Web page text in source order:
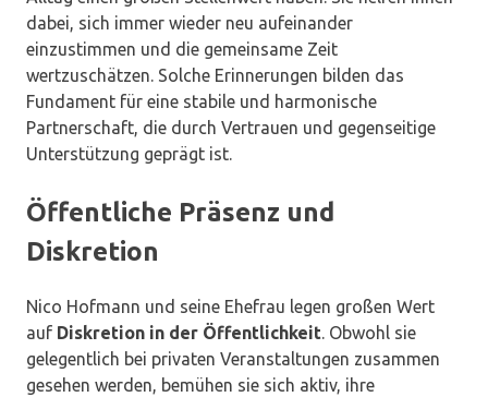
dabei, sich immer wieder neu aufeinander
einzustimmen und die gemeinsame Zeit
wertzuschätzen. Solche Erinnerungen bilden das
Fundament für eine stabile und harmonische
Partnerschaft, die durch Vertrauen und gegenseitige
Unterstützung geprägt ist.
Öffentliche Präsenz und
Diskretion
Nico Hofmann und seine Ehefrau legen großen Wert
auf Diskretion in der Öffentlichkeit. Obwohl sie
gelegentlich bei privaten Veranstaltungen zusammen
gesehen werden, bemühen sie sich aktiv, ihre